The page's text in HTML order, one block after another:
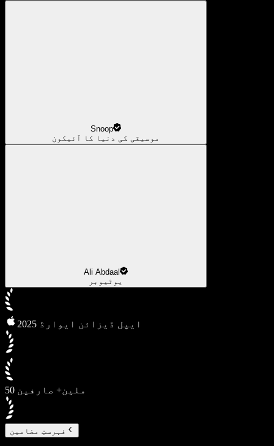
Snoop
موسیقی کی دنیا کا آئیکون
Ali Abdaal
یوٹیوبر
2025 ایپل ڈیزائن ایوارڈ
50 ملین+ صارفین
فہرستِ مضامین